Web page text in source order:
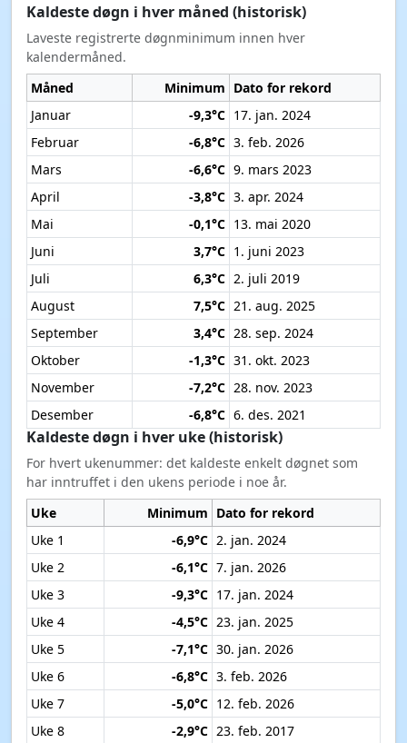
Kaldeste døgn i hver måned (historisk)
Laveste registrerte døgnminimum innen hver
kalendermåned.
Måned
Minimum Dato for rekord
Januar
-9,3°C 17. jan. 2024
Februar
-6,8°C 3. feb. 2026
Mars
-6,6°C 9. mars 2023
April
-3,8°C 3. apr. 2024
Mai
-0,1°C 13. mai 2020
Juni
3,7°C 1. juni 2023
Juli
6,3°C 2. juli 2019
August
7,5°C 21. aug. 2025
September
3,4°C 28. sep. 2024
Oktober
-1,3°C 31. okt. 2023
November
-7,2°C 28. nov. 2023
Desember
-6,8°C 6. des. 2021
Kaldeste døgn i hver uke (historisk)
For hvert ukenummer: det kaldeste enkelt døgnet som
har inntruffet i den ukens periode i noe år.
Uke
Minimum Dato for rekord
Uke 1
-6,9°C 2. jan. 2024
Uke 2
-6,1°C 7. jan. 2026
Uke 3
-9,3°C 17. jan. 2024
Uke 4
-4,5°C 23. jan. 2025
Uke 5
-7,1°C 30. jan. 2026
Uke 6
-6,8°C 3. feb. 2026
Uke 7
-5,0°C 12. feb. 2026
Uke 8
-2,9°C 23. feb. 2017